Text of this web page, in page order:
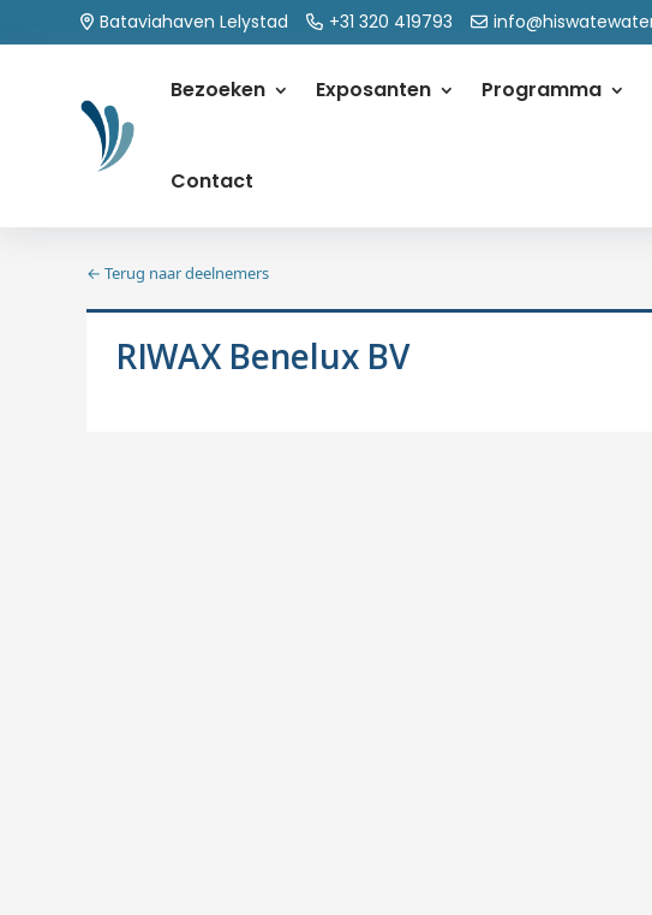
Bataviahaven Lelystad +31 320 419793
Bezoeken Exposanten Programma
Contact
← Terug naar deelnemers
RIWAX Benelux BV